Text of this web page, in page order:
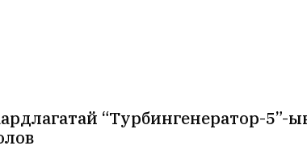
“Турбингенератор-5”-